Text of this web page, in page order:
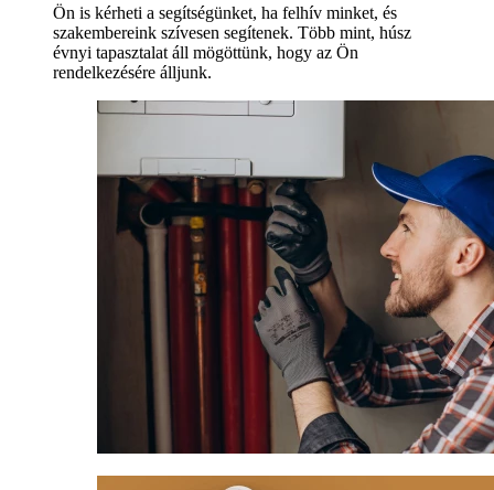
Ön is kérheti a segítségünket, ha felhív minket, és
szakembereink szívesen segítenek. Több mint, húsz
évnyi tapasztalat áll mögöttünk, hogy az Ön
rendelkezésére álljunk.